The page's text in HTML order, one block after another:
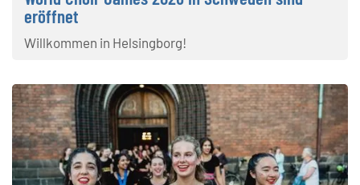
eröffnet
Willkommen in Helsingborg!